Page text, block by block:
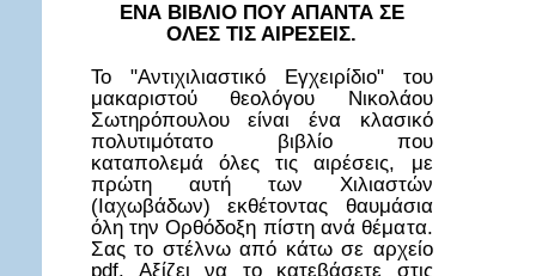
ΕΝΑ ΒΙΒΛΙΟ ΠΟΥ ΑΠΑΝΤΑ ΣΕ
ΟΛΕΣ ΤΙΣ ΑΙΡΕΣΕΙΣ.
Το "Αντιχιλιαστικό Εγχειρίδιο" του
μακαριστού θεολόγου Νικολάου
Σωτηρόπουλου είναι ένα κλασικό
πολυτιμότατο βιβλίο που
καταπολεμά όλες τις αιρέσεις, με
πρώτη αυτή των Χιλιαστών
(Ιαχωβάδων) εκθέτοντας θαυμάσια
όλη την Ορθόδοξη πίστη ανά θέματα.
Σας το στέλνω από κάτω σε αρχείο
pdf. Αξίζει να το κατεβάσετε στις